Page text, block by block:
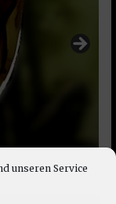
unseren Service